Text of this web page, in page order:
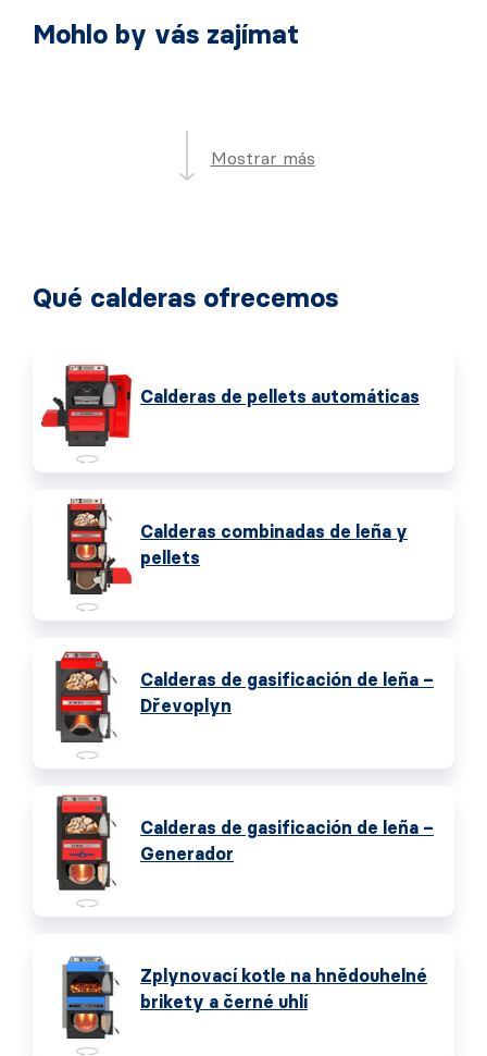
Mohlo by vás zajímat
Mostrar más
Qué calderas ofrecemos
Calderas de pellets automáticas
Calderas combinadas de leña y
pellets
Calderas de gasificación de leña –
Dřevoplyn
Calderas de gasificación de leña –
Generador
Zplynovací kotle na hnědouhelné
brikety a černé uhlí